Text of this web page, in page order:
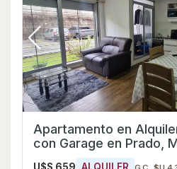
Apartamento en
con Garage en
U$S 659 ALQUILER